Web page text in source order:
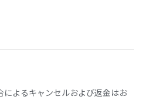
よるキャンセルおよび返金はお